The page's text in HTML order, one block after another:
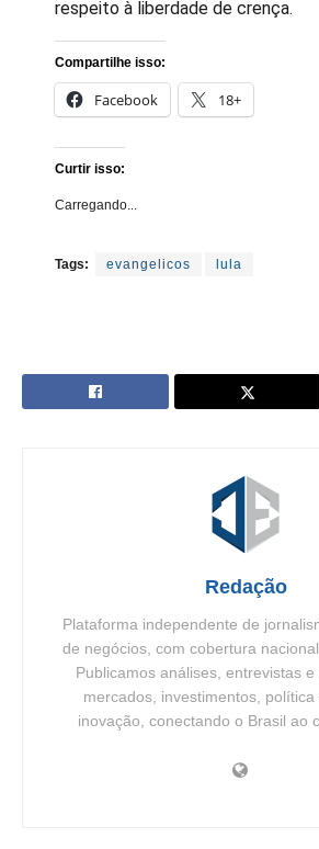
respeito à liberdade de crença.
Compartilhe isso:
Facebook 18+
Curtir isso:
Carregando...
Tags: evangelicos lula
Redação
Plataforma independente de
de negócios, com cobertura
Publicamos análises, entrevistas
mercados, investimentos, política
inovação, conectando o Brasil ao